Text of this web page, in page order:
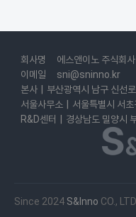
회사명
에스앤이노 주식회사
이메일
sni@sninno.kr
본사
부산광역시 남구 신선
서울사무소
서울특별시 서
R&D센터
경상남도 밀양시
Since 2024 S&Inno CO.,